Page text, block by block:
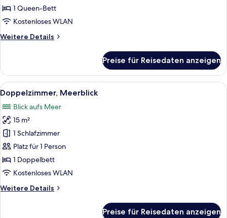
Meerblick
anzeigen
1 Queen-Bett
Kostenloses WLAN
Weitere Details
Weitere
Doppelzimmer,
Balkon,
Meerblick
Preise für Reisedaten anzeigen
Alle
Fotos
für
Doppelzimmer,
Meerblick
anzeigen
Ein Hotelzimmer mit einem
11
Doppelzimmer, Meerblick
Blick aufs Meer
15 m²
1 Schlafzimmer
Platz für 1 Person
1 Doppelbett
Kostenloses WLAN
Weitere Details
Weitere
Preise für Reisedaten anzeigen